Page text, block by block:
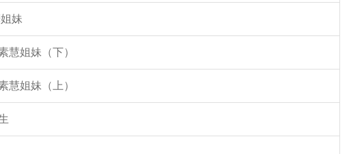
妹
慧姐妹（下）
慧姐妹（上）